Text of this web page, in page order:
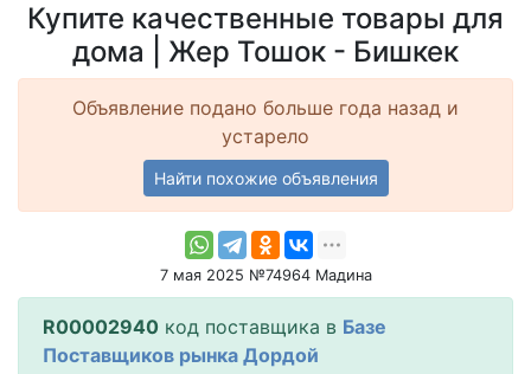
Купите качественные товары для
дома | Жер Тошок - Бишкек
Объявление подано больше года назад и
устарело
Найти похожие объявления
7 мая 2025 №74964 Мадина
R00002940 код поставщика в Базе
Поставщиков рынка Дордой